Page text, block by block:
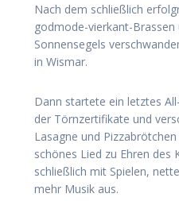
Nach dem schließlich
godmode-vierkant-
Sonnensegels
in Wismar.
Dann startete ein letztes
der Törnzertifikate und
Lasagne und
schönes Lied zu Ehren des
schließlich mit Spielen,
mehr Musik aus.